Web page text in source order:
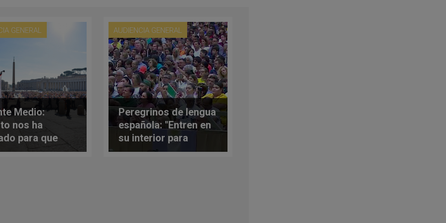
GENERAL
Medio:
nos ha
para que
AUDIENCIA GENERAL
Peregrinos de lengua
española: "Entren en
su interior para
erradicar los ídolos"